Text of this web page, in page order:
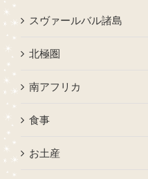
スヴァールバル諸島
北極圏
南アフリカ
食事
お土産